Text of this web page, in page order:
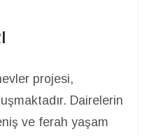
projesi,
Dairelerin
ve ferah yaşam